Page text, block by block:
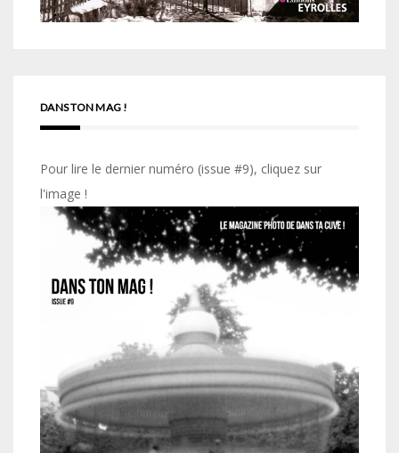
DANS TON MAG !
Pour lire le dernier numéro (issue #9), cliquez sur
l'image !